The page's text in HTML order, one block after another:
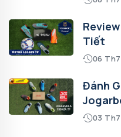
Tiết
06
Đánh
03